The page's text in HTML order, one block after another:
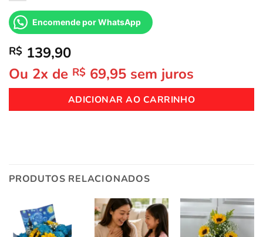
Encomende por WhatsApp
R$ 139,90
Ou 2x de R$ 69,95 sem juros
ADICIONAR AO CARRINHO
PRODUTOS RELACIONADOS